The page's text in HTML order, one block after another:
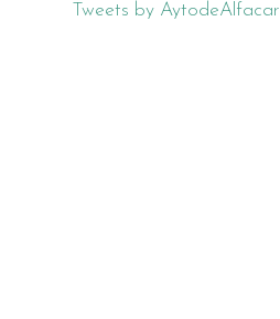
Tweets by AytodeAlfacar